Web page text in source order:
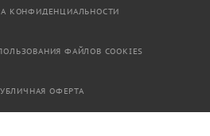
КОНФИДЕНЦИАЛЬНОСТИ
ФАЙЛОВ COOKIES
ОФЕРТА